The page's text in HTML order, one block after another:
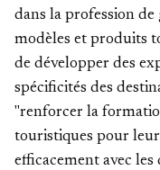
dans la profession
modèles et produits
de développer des
spécificités des
"renforcer la
touristiques pour
efficacement avec